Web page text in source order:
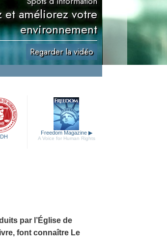
et améliorez votre
environnement
Regarder la vidéo
Freedom Magazine ▶
A Voice for Human Rights
par l’Église de
font connaître Le